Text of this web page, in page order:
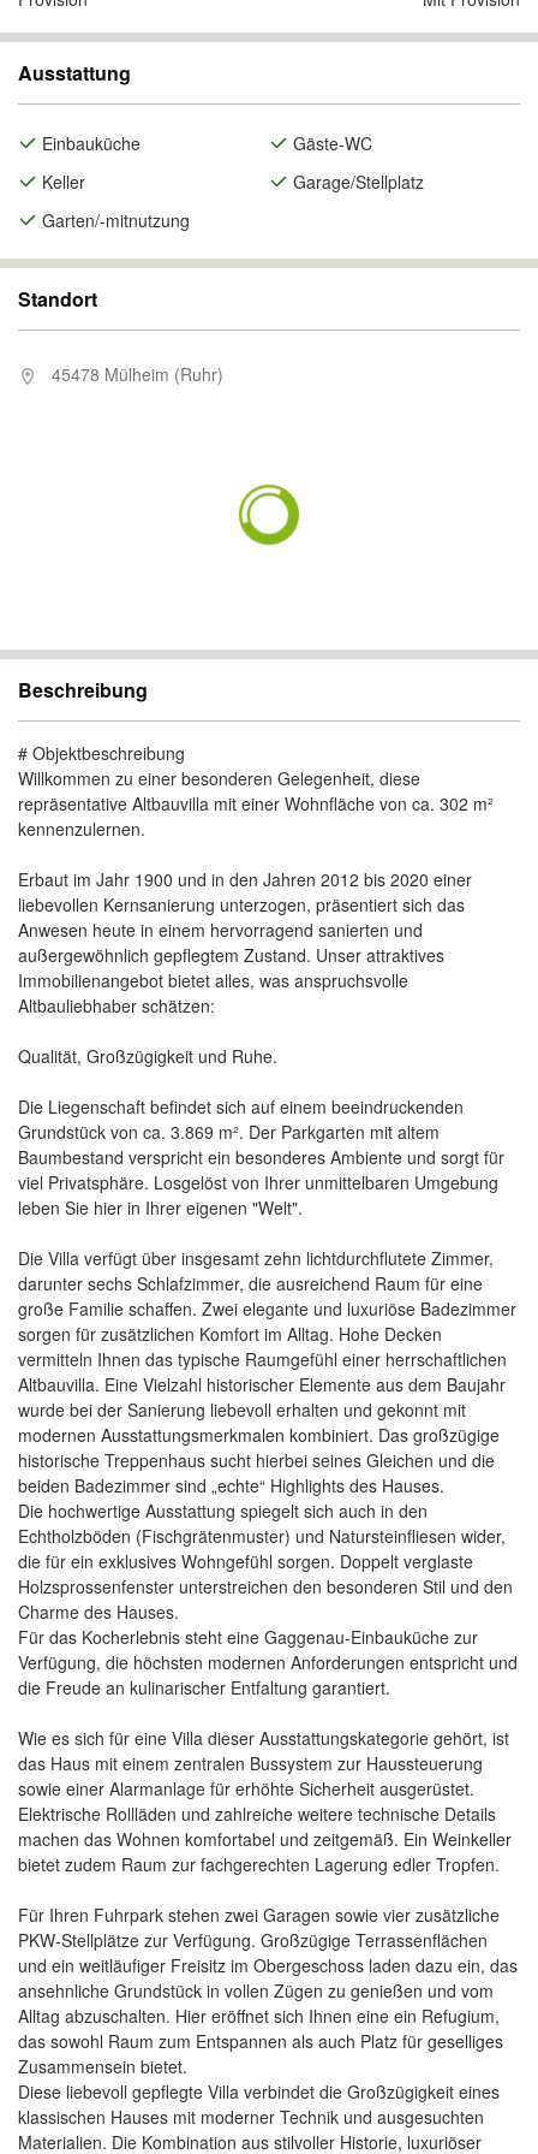
Ausstattung
Einbauküche
Gäste-WC
Keller
Garage/Stellplatz
Garten/-mitnutzung
Standort
45478 Mülheim (Ruhr)
Beschreibung
# Objektbeschreibung
Willkommen zu einer besonderen Gelegenheit, diese
repräsentative Altbauvilla mit einer Wohnfläche von ca. 302 m²
kennenzulernen.
Erbaut im Jahr 1900 und in den Jahren 2012 bis 2020 einer
liebevollen Kernsanierung unterzogen, präsentiert sich das
Anwesen heute in einem hervorragend sanierten und
außergewöhnlich gepflegtem Zustand. Unser attraktives
Immobilienangebot bietet alles, was anspruchsvolle
Altbauliebhaber schätzen:
Qualität, Großzügigkeit und Ruhe.
Die Liegenschaft befindet sich auf einem beeindruckenden
Grundstück von ca. 3.869 m². Der Parkgarten mit altem
Baumbestand verspricht ein besonderes Ambiente und sorgt für
viel Privatsphäre. Losgelöst von Ihrer unmittelbaren Umgebung
leben Sie hier in Ihrer eigenen "Welt".
Die Villa verfügt über insgesamt zehn lichtdurchflutete Zimmer,
darunter sechs Schlafzimmer, die ausreichend Raum für eine
große Familie schaffen. Zwei elegante und luxuriöse Badezimmer
sorgen für zusätzlichen Komfort im Alltag. Hohe Decken
vermitteln Ihnen das typische Raumgefühl einer herrschaftlichen
Altbauvilla. Eine Vielzahl historischer Elemente aus dem Baujahr
wurde bei der Sanierung liebevoll erhalten und gekonnt mit
modernen Ausstattungsmerkmalen kombiniert. Das großzügige
historische Treppenhaus sucht hierbei seines Gleichen und die
beiden Badezimmer sind „echte“ Highlights des Hauses.
Die hochwertige Ausstattung spiegelt sich auch in den
Echtholzböden (Fischgrätenmuster) und Natursteinfliesen wider,
die für ein exklusives Wohngefühl sorgen. Doppelt verglaste
Holzsprossenfenster unterstreichen den besonderen Stil und den
Charme des Hauses.
Für das Kocherlebnis steht eine Gaggenau-Einbauküche zur
Verfügung, die höchsten modernen Anforderungen entspricht und
die Freude an kulinarischer Entfaltung garantiert.
Wie es sich für eine Villa dieser Ausstattungskategorie gehört, ist
das Haus mit einem zentralen Bussystem zur Haussteuerung
sowie einer Alarmanlage für erhöhte Sicherheit ausgerüstet.
Elektrische Rollläden und zahlreiche weitere technische Details
machen das Wohnen komfortabel und zeitgemäß. Ein Weinkeller
bietet zudem Raum zur fachgerechten Lagerung edler Tropfen.
Für Ihren Fuhrpark stehen zwei Garagen sowie vier zusätzliche
PKW-Stellplätze zur Verfügung. Großzügige Terrassenflächen
und ein weitläufiger Freisitz im Obergeschoss laden dazu ein, das
ansehnliche Grundstück in vollen Zügen zu genießen und vom
Alltag abzuschalten. Hier eröffnet sich Ihnen eine ein Refugium,
das sowohl Raum zum Entspannen als auch Platz für geselliges
Zusammensein bietet.
Diese liebevoll gepflegte Villa verbindet die Großzügigkeit eines
klassischen Hauses mit moderner Technik und ausgesuchten
Materialien. Die Kombination aus stilvoller Historie, luxuriöser